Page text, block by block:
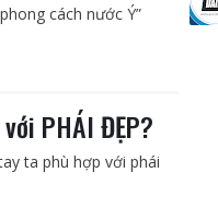
cách nước Ý”
PHÁI ĐẸP?
ta phù hợp với phái